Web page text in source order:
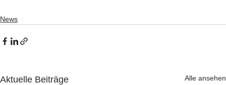
News
Aktuelle Beiträge Alle ansehen